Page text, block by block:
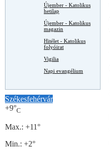
Újember - Katolikus
hetilap
Újember - Katolikus
magazin
Hitélet - Katolikus
folyóirat
Vigilia
Napi evangélium
Székesfehérvár
+9°C
Max.: +11°
Min.: +2°